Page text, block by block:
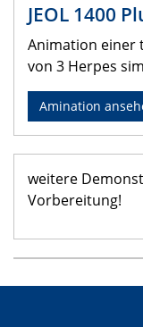
JEOL 1400
Animation einer
von 3 Herpes
Amination
weitere
Vorbereitung!